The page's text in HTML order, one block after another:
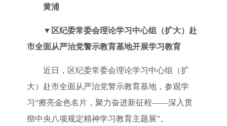
黄浦
▼ 区纪委常委会理论学习中心组（扩大）赴
市全面从严治党警示教育基地开展学习教育
近日，区纪委常委会理论学习中心组（扩
大）赴市全面从严治党警示教育基地，参观学
习“擦亮金色名片，聚力奋进新征程——深入贯
彻中央八项规定精神学习教育主题展”。